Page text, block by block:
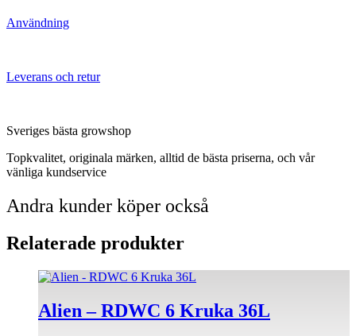
Användning
Leverans och retur
Sveriges bästa growshop
Topkvalitet, originala märken, alltid de bästa priserna, och vår
vänliga kundservice
Andra kunder köper också
Relaterade produkter
Alien – RDWC 6 Kruka 36L